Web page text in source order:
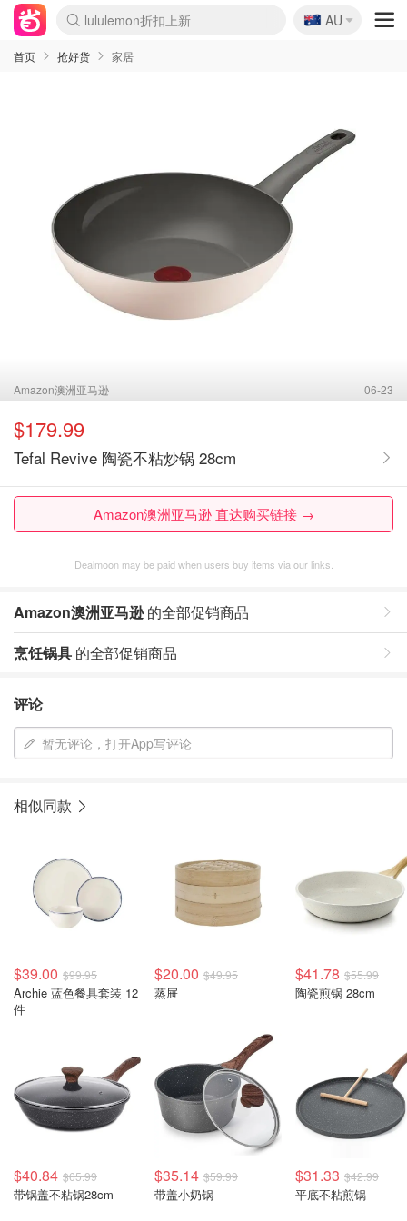
lululemon折扣上新
Sasa美妆护肤3.5折
SSENSE年中3折
FreshBeauty好价汇总
Cettire降价+叠9折
Farfetch折上8折
WWS Coles超市实拍
viagogo二手票捡漏
Myer清仓1折起
The Outnet奢牌1折起
David Jones 3折起
Flannels大牌1折
Perfumes Club护肤1折
AMIRO返校季6.2折
Oweek抽奖送Airpods
Amazon折扣汇总
eToro入金$200送$50
Amazon数码好物
ICONIC本周7.5折
ThedoubleF高奢地板价
Moose Knuckles 6折
丝芙兰5折起
EUFY官网3.7折起
Selenichast首饰2折
Trip机票酒店促销
YSL送5件彩妆礼
Amazon家居好物
BIGBANG巡演开票
David Jones时尚3折
Amazon美妆护肤
雅漾大喷$8
过敏原检测盒$33
伊索独家赠50ml沐浴露
科颜氏清仓3折
SEALIFE海洋馆门票6折
丝塔芙大白罐$16
订阅Newsletter送香薰
Cult Beauty 6.8折
Harrods圣诞日历2.3折
LN-CC奢牌私促3折
d'Alba空姐喷雾$16
EVE LOM套装逆天2折
Bernardelli独家4折
Adore Beauty 6折起
CT圣诞日历
Mytheresa奢品2.7折
Luxury Escapes 9折
Currentbody美容仪9折
卡诗9折+赠4件礼
MOON Garden Live
ALLSAINTS美衣3折
Roborock扫地机3.7折
Tingo Life水杯$24
Valentino官网5折
CR洗发护发6.3折
🇦🇺
AU
首页 抢好货 家居
Amazon澳洲亚马逊 06-23
$179.99
Tefal Revive 陶瓷不粘炒锅 28cm
Amazon澳洲亚马逊 直达购买链接 →
Dealmoon may be paid when users buy items via our links.
Amazon澳洲亚马逊的全部促销商品
烹饪锅具 的全部促销商品
评论
暂无评论，打开App写评论
相似同款
$39.00 $99.95
Archie 蓝色餐具套装 12
件
$20.00 $49.95
蒸屉
$41.78 $55.99
陶瓷煎锅 28cm
$40.84 $65.99
带锅盖不粘锅28cm
$35.14 $59.99
带盖小奶锅
$31.33 $42.99
平底不粘煎锅